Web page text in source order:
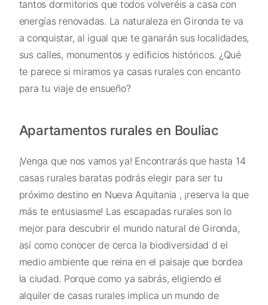
tantos dormitorios que todos volveréis a casa con
energías renovadas. La naturaleza en Gironda te va
a conquistar, al igual que te ganarán sus localidades,
sus calles, monumentos y edificios históricos. ¿Qué
te parece si miramos ya casas rurales con encanto
para tu viaje de ensueño?
Apartamentos rurales en Bouliac
¡Venga que nos vamos ya! Encontrarás que hasta 14
casas rurales baratas podrás elegir para ser tu
próximo destino en Nueva Aquitania , ¡reserva la que
más te entusiasme! Las escapadas rurales son lo
mejor para descubrir el mundo natural de Gironda,
así como conocer de cerca la biodiversidad d el
medio ambiente que reina en el paisaje que bordea
la ciudad. Porque como ya sabrás, eligiendo el
alquiler de casas rurales implica un mundo de